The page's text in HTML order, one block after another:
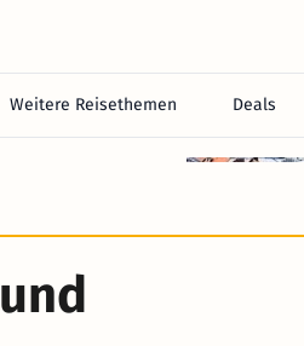
Weitere Reisethemen Deals